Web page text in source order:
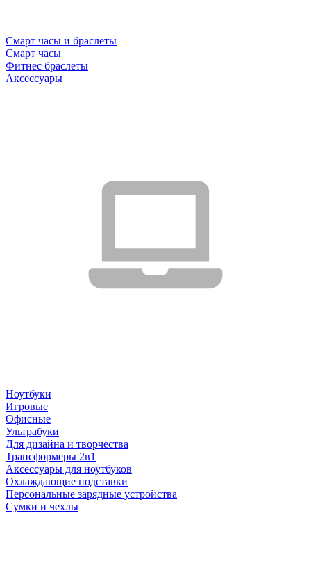
Смарт часы и браслеты
Смарт часы
Фитнес браслеты
Аксессуары
Ноутбуки
Игровые
Офисные
Ультрабуки
Для дизайна и творчества
Трансформеры 2в1
Аксессуары для ноутбуков
Охлаждающие подставки
Персональные зарядные устройства
Сумки и чехлы